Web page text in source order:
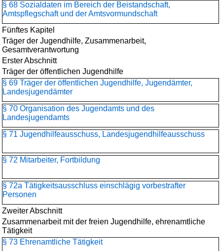
§ 68 Sozialdaten im Bereich der Beistandschaft,
Amtspflegschaft und der Amtsvormundschaft
Fünftes Kapitel
Träger der Jugendhilfe, Zusammenarbeit,
Gesamtverantwortung
Erster Abschnitt
Träger der öffentlichen Jugendhilfe
§ 69 Träger der öffentlichen Jugendhilfe, Jugendämter,
Landesjugendämter
§ 70 Organisation des Jugendamts und des
Landesjugendamts
§ 71 Jugendhilfeausschuss, Landesjugendhilfeausschuss
§ 72 Mitarbeiter, Fortbildung
§ 72a Tätigkeitsausschluss einschlägig vorbestrafter
Personen
Zweiter Abschnitt
Zusammenarbeit mit der freien Jugendhilfe, ehrenamtliche
Tätigkeit
§ 73 Ehrenamtliche Tätigkeit